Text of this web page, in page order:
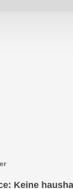
Keine